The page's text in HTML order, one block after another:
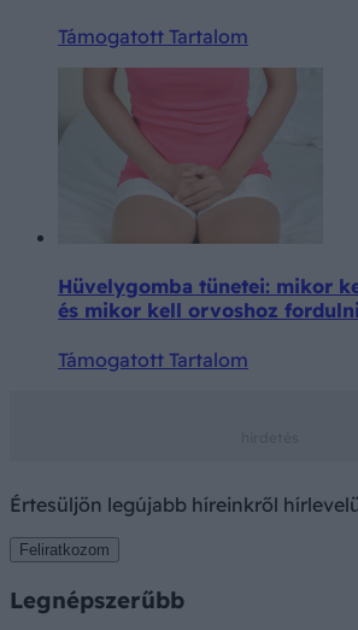
Támogatott Tartalom
Hüvelygomba tünetei: mikor
és mikor kell orvoshoz
Támogatott Tartalom
Értesüljön legújabb híreinkről
Feliratkozom
Legnépszerűbb